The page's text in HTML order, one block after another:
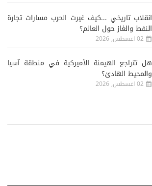
انقلاب تاريخي ...كيف غيرت الحرب مسارات تجارة
النفط والغاز حول العالم؟
02 اغسطس, 2026
هل تتراجع الهيمنة الأميركية في منطقة آسيا
والمحيط الهادئ؟
02 اغسطس, 2026